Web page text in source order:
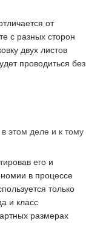
от
с разных сторон
двух листов
проводиться без
этом деле и к тому
его и
в процессе
только
и класс
размерах